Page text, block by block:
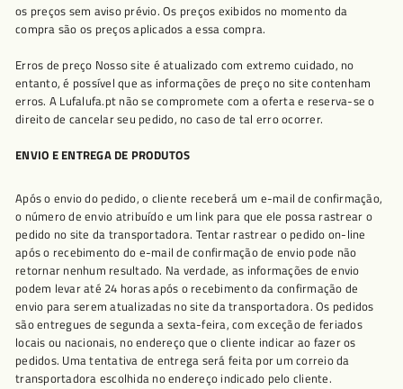
os preços sem aviso prévio. Os preços exibidos no momento da
compra são os preços aplicados a essa compra.
Erros de preço Nosso site é atualizado com extremo cuidado, no
entanto, é possível que as informações de preço no site contenham
erros. A Lufalufa.pt não se compromete com a oferta e reserva-se o
direito de cancelar seu pedido, no caso de tal erro ocorrer.
ENVIO E ENTREGA DE PRODUTOS
Após o envio do pedido, o cliente receberá um e-mail de confirmação,
o número de envio atribuído e um link para que ele possa rastrear o
pedido no site da transportadora. Tentar rastrear o pedido on-line
após o recebimento do e-mail de confirmação de envio pode não
retornar nenhum resultado. Na verdade, as informações de envio
podem levar até 24 horas após o recebimento da confirmação de
envio para serem atualizadas no site da transportadora. Os pedidos
são entregues de segunda a sexta-feira, com exceção de feriados
locais ou nacionais, no endereço que o cliente indicar ao fazer os
pedidos. Uma tentativa de entrega será feita por um correio da
transportadora escolhida no endereço indicado pelo cliente.